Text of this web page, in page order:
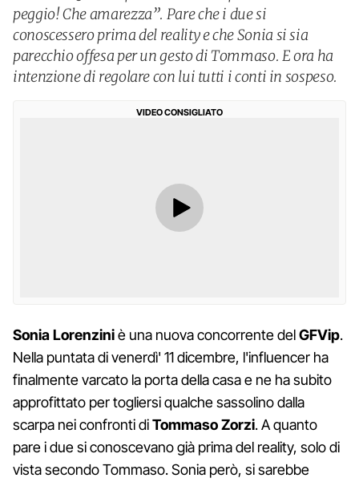
peggio! Che amarezza”. Pare che i due si
conoscessero prima del reality e che Sonia si sia
parecchio offesa per un gesto di Tommaso. E ora ha
intenzione di regolare con lui tutti i conti in sospeso.
VIDEO CONSIGLIATO
Sonia Lorenziniè una nuova concorrente delGFVip.
Nella puntata di venerdì' 11 dicembre, l'influencer ha
finalmente varcato la porta della casa e ne ha subito
approfittato per togliersi qualche sassolino dalla
scarpa nei confronti diTommaso Zorzi. A quanto
pare i due si conoscevano già prima del reality, solo di
vista secondo Tommaso. Sonia però, si sarebbe